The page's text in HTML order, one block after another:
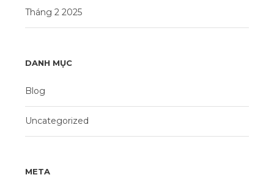
Tháng 2 2025
DANH MỤC
Blog
Uncategorized
META